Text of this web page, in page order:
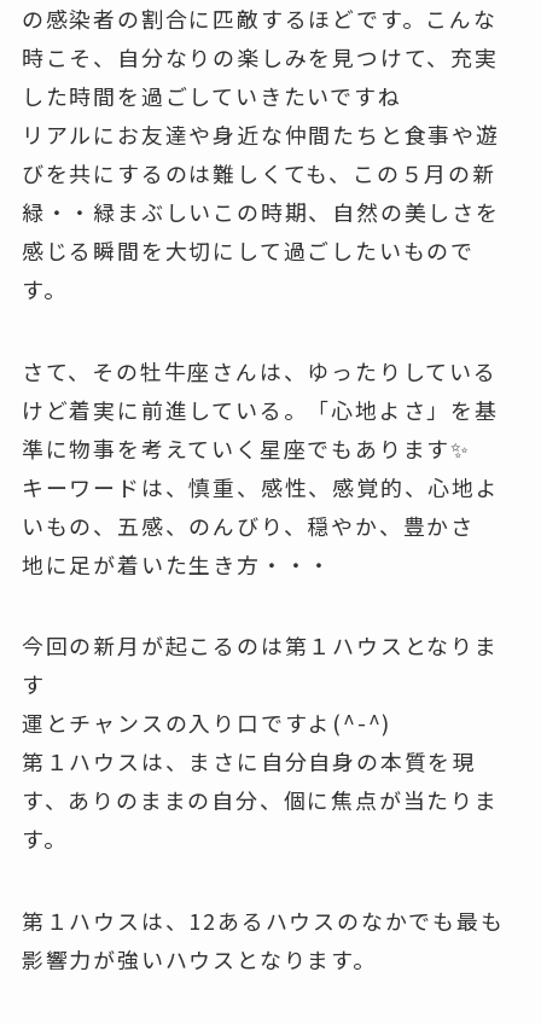
の感染者の割合に匹敵するほどです。こんな
時こそ、自分なりの楽しみを見つけて、充実
した時間を過ごしていきたいですね
リアルにお友達や身近な仲間たちと食事や遊
びを共にするのは難しくても、この５月の新
緑・・緑まぶしいこの時期、自然の美しさを
感じる瞬間を大切にして過ごしたいもので
す。
さて、その牡牛座さんは、ゆったりしている
けど着実に前進している。「心地よさ」を基
準に物事を考えていく星座でもあります✨
キーワードは、慎重、感性、感覚的、心地よ
いもの、五感、のんびり、穏やか、豊かさ
地に足が着いた生き方・・・
今回の新月が起こるのは第１ハウスとなりま
す
運とチャンスの入り口ですよ(^-^)
第１ハウスは、まさに自分自身の本質を現
す、ありのままの自分、個に焦点が当たりま
す。
第１ハウスは、12あるハウスのなかでも最も
影響力が強いハウスとなります。